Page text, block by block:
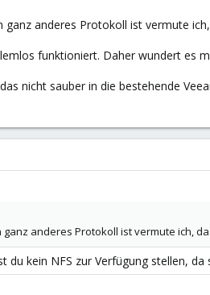
anderes Protokoll ist vermute
funktioniert. Daher wundert es
nicht sauber in die bestehende
anderes Protokoll ist vermute ich,
du kein NFS zur Verfügung stellen,